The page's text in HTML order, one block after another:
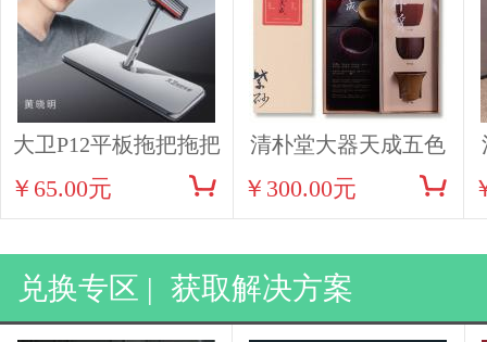
大卫P12平板拖把拖把
￥65.00元
清朴堂大器天成五色
紫砂小杯茶具
￥300.00元
兑换专区 | 获取解决方案